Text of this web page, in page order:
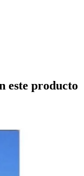
este producto